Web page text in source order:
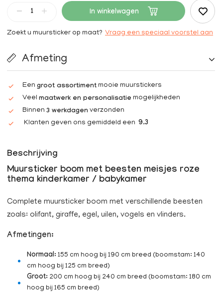
In winkelwagen
Zoekt u muursticker op maat? Vraag een speciaal voorstel aan
Afmeting
Een groot assortiment mooie muurstickers
Veel maatwerk en personalisatie mogelijkheden
Binnen 3 werkdagen verzonden
Klanten geven ons gemiddeld een 9.3
Beschrijving
Muursticker boom met beesten meisjes roze
thema kinderkamer / babykamer
Complete muursticker boom met verschillende beesten
zoals: olifant, giraffe, egel, uilen, vogels en vlinders.
Afmetingen:
Normaal: 155 cm hoog bij 190 cm breed (boomstam: 140
cm hoog bij 125 cm breed)
Groot: 200 cm hoog bij 240 cm breed (boomstam: 180 cm
hoog bij 165 cm breed)